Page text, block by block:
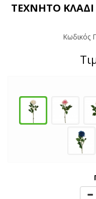
ΤΕΧΝΗΤΟ
Κωδικός